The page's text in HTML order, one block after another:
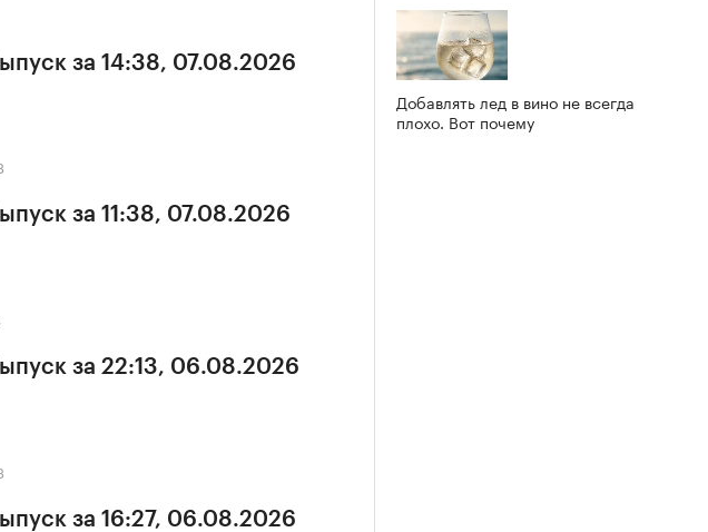
за 14:38, 07.08.2026
за 11:38, 07.08.2026
за 22:13, 06.08.2026
за 16:27, 06.08.2026
Добавлять лед в вино не всегда
плохо. Вот почему